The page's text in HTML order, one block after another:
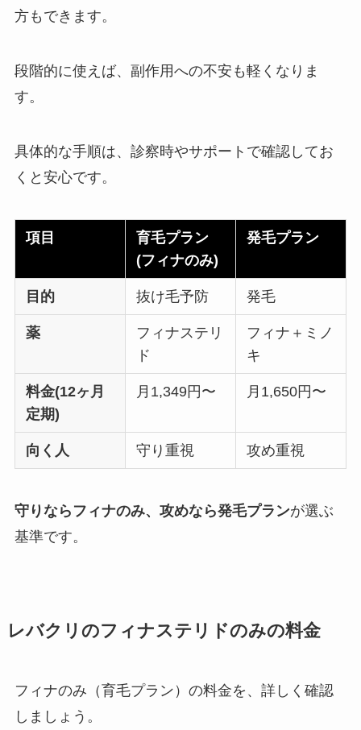
方もできます。
段階的に使えば、副作用への不安も軽くなりま
す。
具体的な手順は、診察時やサポートで確認してお
くと安心です。
項目
育毛プラン
(フィナのみ)
発毛プラン
目的 抜け毛予防 発毛
薬
フィナステリ
ド
フィナ＋ミノ
キ
料金(12ヶ月
定期)
月1,349円〜 月1,650円〜
向く人 守り重視 攻め重視
守りならフィナのみ、攻めなら発毛プランが選ぶ
基準です。
レバクリのフィナステリドのみの料金
フィナのみ（育毛プラン）の料金を、詳しく確認
しましょう。